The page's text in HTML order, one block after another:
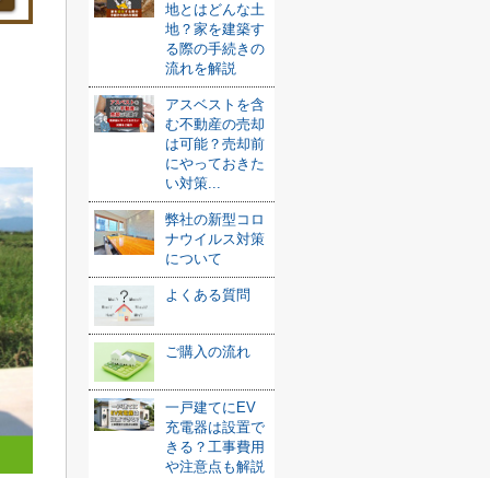
地とはどんな土
地？家を建築す
る際の手続きの
流れを解説
アスベストを含
む不動産の売却
は可能？売却前
にやっておきた
い対策...
弊社の新型コロ
ナウイルス対策
について
よくある質問
ご購入の流れ
一戸建てにEV
充電器は設置で
きる？工事費用
や注意点も解説